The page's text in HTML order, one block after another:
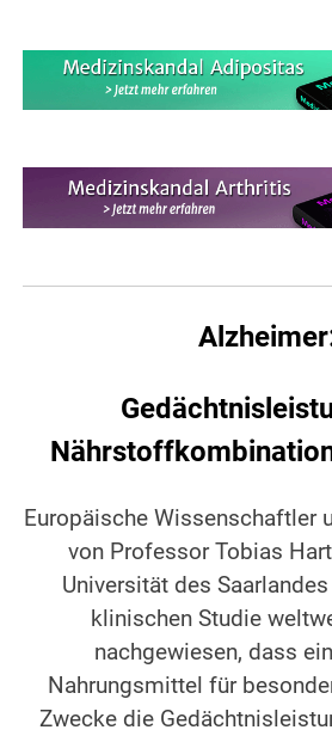
Europäische Wissenschaftler
von Professor Tobias
Universität des
klinischen Studie
nachgewiesen, dass
Nahrungsmittel für
Zwecke die